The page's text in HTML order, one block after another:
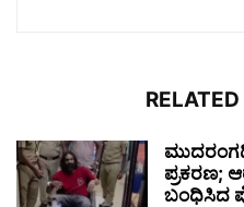
ಪ್ರಕರಣ;
ಬಂಧಿಸಿದ